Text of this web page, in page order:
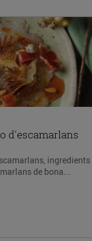
d'escamarlans
ingredients
de bona...